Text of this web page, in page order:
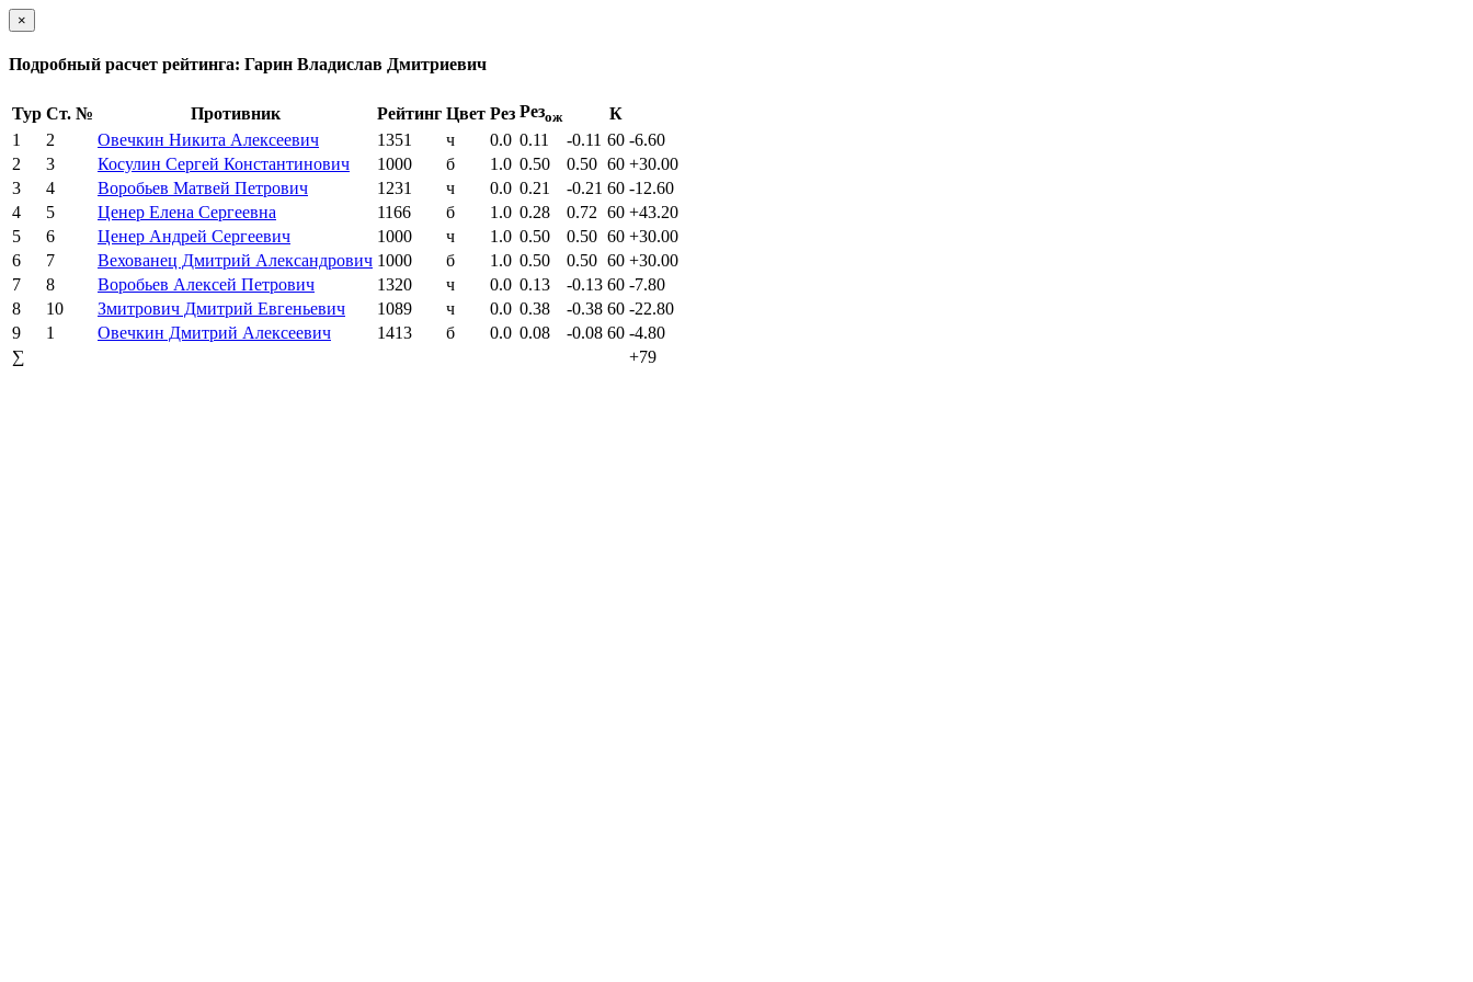
×
Подробный расчет рейтинга: Гарин Владислав Дмитриевич
Тур Ст. № Противник Рейтинг Цвет Рез Резож
К
1
2 Овечкин Никита Алексеевич 1351 ч 0.0 0.11 -0.11 60 -6.60
2
3 Косулин Сергей Константинович 1000 б 1.0 0.50 0.50 60 +30.00
3
4 Воробьев Матвей Петрович 1231 ч 0.0 0.21 -0.21 60 -12.60
4
5 Ценер Елена Сергеевна 1166 б 1.0 0.28 0.72 60 +43.20
5
6 Ценер Андрей Сергеевич 1000 ч 1.0 0.50 0.50 60 +30.00
6
7 Вехованец Дмитрий Александрович 1000 б 1.0 0.50 0.50 60 +30.00
7
8 Воробьев Алексей Петрович 1320 ч 0.0 0.13 -0.13 60 -7.80
8
10 Змитрович Дмитрий Евгеньевич 1089 ч 0.0 0.38 -0.38 60 -22.80
9
1 Овечкин Дмитрий Алексеевич 1413 б 0.0 0.08 -0.08 60 -4.80
∑
+79